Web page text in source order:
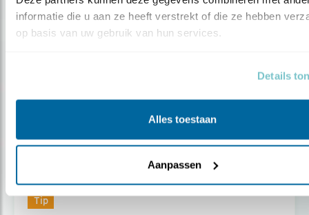
informatie die u aan ze heeft verstrekt of die ze hebben
op basis van uw gebruik van hun services.
Details
Alles toestaan
Aanpassen
Tip